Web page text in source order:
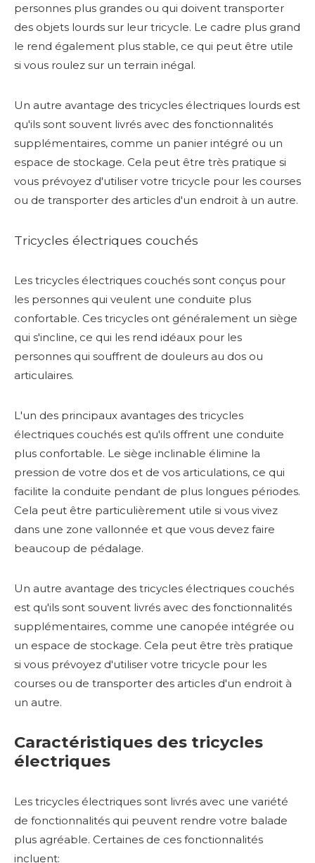
personnes plus grandes ou qui doivent transporter
des objets lourds sur leur tricycle. Le cadre plus grand
le rend également plus stable, ce qui peut être utile
si vous roulez sur un terrain inégal.
Un autre avantage des tricycles électriques lourds est
qu'ils sont souvent livrés avec des fonctionnalités
supplémentaires, comme un panier intégré ou un
espace de stockage. Cela peut être très pratique si
vous prévoyez d'utiliser votre tricycle pour les courses
ou de transporter des articles d'un endroit à un autre.
Tricycles électriques couchés
Les tricycles électriques couchés sont conçus pour
les personnes qui veulent une conduite plus
confortable. Ces tricycles ont généralement un siège
qui s'incline, ce qui les rend idéaux pour les
personnes qui souffrent de douleurs au dos ou
articulaires.
L'un des principaux avantages des tricycles
électriques couchés est qu'ils offrent une conduite
plus confortable. Le siège inclinable élimine la
pression de votre dos et de vos articulations, ce qui
facilite la conduite pendant de plus longues périodes.
Cela peut être particulièrement utile si vous vivez
dans une zone vallonnée et que vous devez faire
beaucoup de pédalage.
Un autre avantage des tricycles électriques couchés
est qu'ils sont souvent livrés avec des fonctionnalités
supplémentaires, comme une canopée intégrée ou
un espace de stockage. Cela peut être très pratique
si vous prévoyez d'utiliser votre tricycle pour les
courses ou de transporter des articles d'un endroit à
un autre.
Caractéristiques des tricycles
électriques
Les tricycles électriques sont livrés avec une variété
de fonctionnalités qui peuvent rendre votre balade
plus agréable. Certaines de ces fonctionnalités
incluent: